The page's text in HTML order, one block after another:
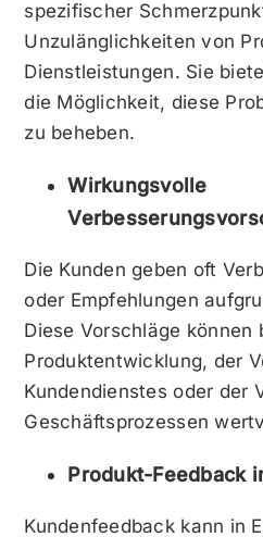
spezifischer
Unzulänglichkeiten von
Dienstleistungen. Sie
die Möglichkeit, diese
zu beheben.
Wirkungsvolle
Die Kunden geben oft
oder Empfehlungen
Diese Vorschläge können
Produktentwicklung, der
Kundendienstes oder der
Geschäftsprozessen
Produkt-Feedback
Kundenfeedback kann in